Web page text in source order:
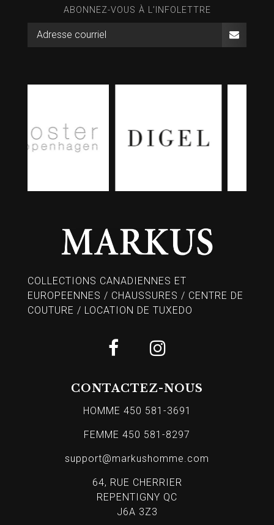
ABONNEZ-VOUS À L’INFOLETTRE
COLLECTIONS CANADIENNES ET
EUROPEENNES / CHAUSSURES / CENTRE DE
COUTURE / LOCATION DE TUXEDO
CONTACTEZ-NOUS
HOMME 450 581-3691
FEMME 450 581-8297
support@markushomme.com
64, RUE CHERRIER
REPENTIGNY QC
J6A 3Z3